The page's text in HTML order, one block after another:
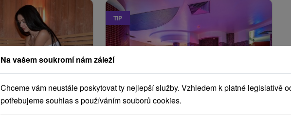
od1 007,96Kč
/noc/osoba
TIP
Na vašem soukromí nám záleží
Chceme vám neustále poskytovat ty nejlepší služby. Vzhledem k platné legislativě
potřebujeme souhlas s používáním souborů cookies.